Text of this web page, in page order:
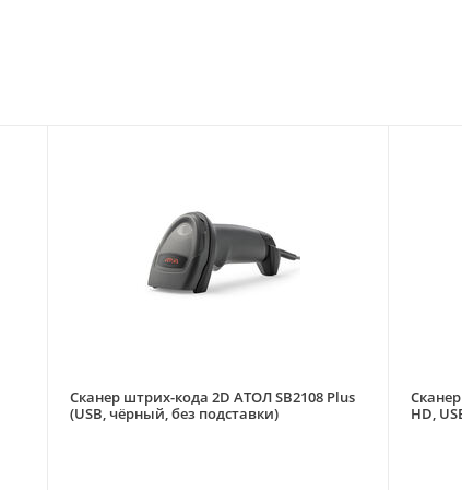
Сканер штрих-кода 2D АТОЛ SB2108 Plus
(USB, чёрный, без подставки)
HD,